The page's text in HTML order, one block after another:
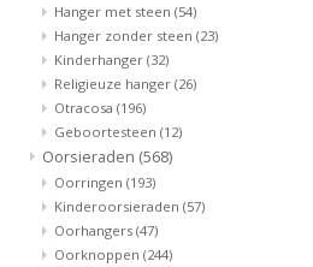
Hanger met steen (54)
Hanger zonder steen (23)
Kinderhanger (32)
Religieuze hanger (26)
Otracosa (196)
Geboortesteen (12)
Oorsieraden (568)
Oorringen (193)
Kinderoorsieraden (57)
Oorhangers (47)
Oorknoppen (244)